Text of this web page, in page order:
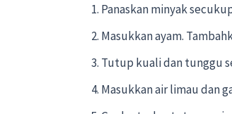
Panaskan minyak
Masukkan ayam.
Tutup kuali dan tunggu
Masukkan air limau dan